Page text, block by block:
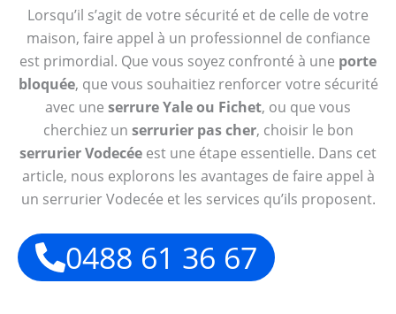
Lorsqu’il s’agit de votre sécurité et de celle de votre
maison, faire appel à un professionnel de confiance
est primordial. Que vous soyez confronté à une porte
bloquée, que vous souhaitiez renforcer votre sécurité
avec une serrure Yale ou Fichet, ou que vous
cherchiez un serrurier pas cher, choisir le bon
serrurier Vodecée est une étape essentielle. Dans cet
article, nous explorons les avantages de faire appel à
un serrurier Vodecée et les services qu’ils proposent.
0488 61 36 67